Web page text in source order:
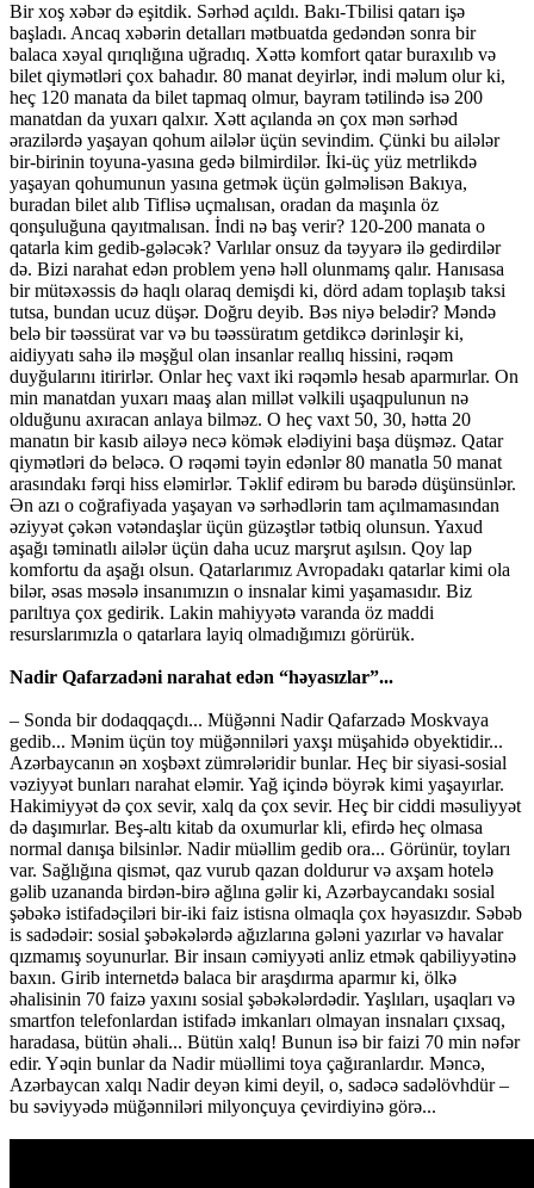
Bir xoş xəbər də eşitdik. Sərhəd açıldı. Bakı-Tbilisi qatarı işə
başladı. Ancaq xəbərin detalları mətbuatda gedəndən sonra bir
balaca xəyal qırıqlığına uğradıq. Xəttə komfort qatar buraxılıb və
bilet qiymətləri çox bahadır. 80 manat deyirlər, indi məlum olur ki,
heç 120 manata da bilet tapmaq olmur, bayram tətilində isə 200
manatdan da yuxarı qalxır. Xətt açılanda ən çox mən sərhəd
ərazilərdə yaşayan qohum ailələr üçün sevindim. Çünki bu ailələr
bir-birinin toyuna-yasına gedə bilmirdilər. İki-üç yüz metrlikdə
yaşayan qohumunun yasına getmək üçün gəlməlisən Bakıya,
buradan bilet alıb Tiflisə uçmalısan, oradan da maşınla öz
qonşuluğuna qayıtmalısan. İndi nə baş verir? 120-200 manata o
qatarla kim gedib-gələcək? Varlılar onsuz da təyyarə ilə gedirdilər
də. Bizi narahat edən problem yenə həll olunmamş qalır. Hanısasa
bir mütəxəssis də haqlı olaraq demişdi ki, dörd adam toplaşıb taksi
tutsa, bundan ucuz düşər. Doğru deyib. Bəs niyə belədir? Məndə
belə bir təəssürat var və bu təəssüratım getdikcə dərinləşir ki,
aidiyyatı sahə ilə məşğul olan insanlar reallıq hissini, rəqəm
duyğularını itirirlər. Onlar heç vaxt iki rəqəmlə hesab aparmırlar. On
min manatdan yuxarı maaş alan millət vəlkili uşaqpulunun nə
olduğunu axıracan anlaya bilməz. O heç vaxt 50, 30, hətta 20
manatın bir kasıb ailəyə necə kömək elədiyini başa düşməz. Qatar
qiymətləri də beləcə. O rəqəmi təyin edənlər 80 manatla 50 manat
arasındakı fərqi hiss eləmirlər. Təklif edirəm bu barədə düşünsünlər.
Ən azı o coğrafiyada yaşayan və sərhədlərin tam açılmamasından
əziyyət çəkən vətəndaşlar üçün güzəştlər tətbiq olunsun. Yaxud
aşağı təminatlı ailələr üçün daha ucuz marşrut aşılsın. Qoy lap
komfortu da aşağı olsun. Qatarlarımız Avropadakı qatarlar kimi ola
bilər, əsas məsələ insanımızın o insnalar kimi yaşamasıdır. Biz
parıltıya çox gedirik. Lakin mahiyyətə varanda öz maddi
resurslarımızla o qatarlara layiq olmadığımızı görürük.
Nadir Qafarzadəni narahat edən “həyasızlar”...
– Sonda bir dodaqqaçdı... Müğənni Nadir Qafarzadə Moskvaya
gedib... Mənim üçün toy müğənniləri yaxşı müşahidə obyektidir...
Azərbaycanın ən xoşbəxt zümrələridir bunlar. Heç bir siyasi-sosial
vəziyyət bunları narahat eləmir. Yağ içində böyrək kimi yaşayırlar.
Hakimiyyət də çox sevir, xalq da çox sevir. Heç bir ciddi məsuliyyət
də daşımırlar. Beş-altı kitab da oxumurlar kli, efirdə heç olmasa
normal danışa bilsinlər. Nadir müəllim gedib ora... Görünür, toyları
var. Sağlığına qismət, qaz vurub qazan doldurur və axşam hotelə
gəlib uzananda birdən-birə ağlına gəlir ki, Azərbaycandakı sosial
şəbəkə istifadəçiləri bir-iki faiz istisna olmaqla çox həyasızdır. Səbəb
is sadədəir: sosial şəbəkələrdə ağızlarına gələni yazırlar və havalar
qızmamış soyunurlar. Bir insaın cəmiyyəti anliz etmək qabiliyyətinə
baxın. Girib internetdə balaca bir araşdırma aparmır ki, ölkə
əhalisinin 70 faizə yaxını sosial şəbəkələrdədir. Yaşlıları, uşaqları və
smartfon telefonlardan istifadə imkanları olmayan insnaları çıxsaq,
haradasa, bütün əhali... Bütün xalq! Bunun isə bir faizi 70 min nəfər
edir. Yəqin bunlar da Nadir müəllimi toya çağıranlardır. Məncə,
Azərbaycan xalqı Nadir deyən kimi deyil, o, sadəcə sadəlövhdür –
bu səviyyədə müğənniləri milyonçuya çevirdiyinə görə...